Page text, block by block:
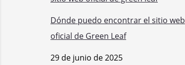
Dónde puedo encontrar el sitio web
oficial de Green Leaf
29 de junio de 2025